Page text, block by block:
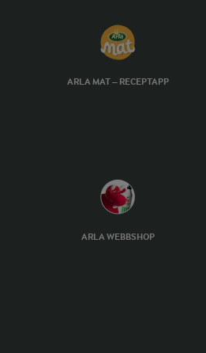
ARLA MAT – RECEPTAPP
ARLA WEBBSHOP